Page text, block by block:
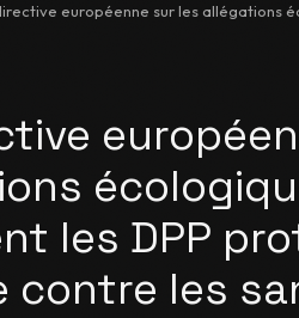
les DPP
contre les